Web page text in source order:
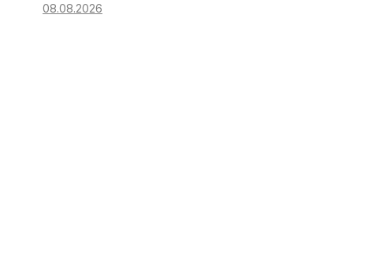
08.08.2026